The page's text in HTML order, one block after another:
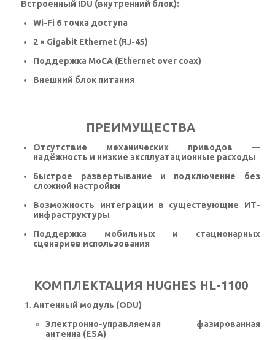
Встроенный IDU (внутренний блок):
Wi-Fi 6 точка доступа
2 × Gigabit Ethernet (RJ-45)
Поддержка MoCA (Ethernet over coax)
Внешний блок питания
ПРЕИМУЩЕСТВА
Отсутствие механических приводов —
надёжность и низкие эксплуатационные расходы
Быстрое развертывание и подключение без
сложной настройки
Возможность интеграции в существующие ИТ-
инфраструктуры
Поддержка мобильных и стационарных
сценариев использования
КОМПЛЕКТАЦИЯ HUGHES HL-1100
Антенный модуль (ODU)
Электронно-управляемая фазированная
антенна (ESA)